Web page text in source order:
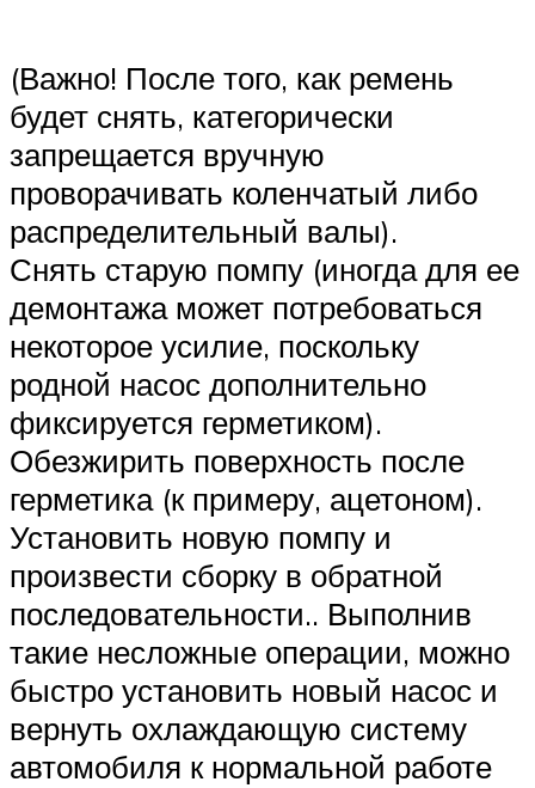
(Важно! После того, как ремень
будет снять, категорически
запрещается вручную
проворачивать коленчатый либо
распределительный валы).
Снять старую помпу (иногда для ее
демонтажа может потребоваться
некоторое усилие, поскольку
родной насос дополнительно
фиксируется герметиком).
Обезжирить поверхность после
герметика (к примеру, ацетоном).
Установить новую помпу и
произвести сборку в обратной
последовательности.. Выполнив
такие несложные операции, можно
быстро установить новый насос и
вернуть охлаждающую систему
автомобиля к нормальной работе